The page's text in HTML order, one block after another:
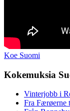
Koe Suomi
Kokemuksia
Vinterjobb i
Fra Færøerne